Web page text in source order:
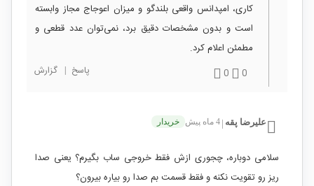
کاری، امپدانس واقعی بلندگو و میزان اعوجاج مجاز وابسته
است و بدون مشخصات دقیق برد، نمی‌توان عدد قطعی و
مطمئن اعلام کرد.
0
0 پاسخ | گزارش
علیرضا پقه 4 ماه پیش خریدار
سلامی دوباره، چجوری ازش فقط خروجی ساب بگیرم؟ یعنی صدا
ریز رو تقویت نکنه و فقط قسمت بم صدا رو بیاره بیرون؟